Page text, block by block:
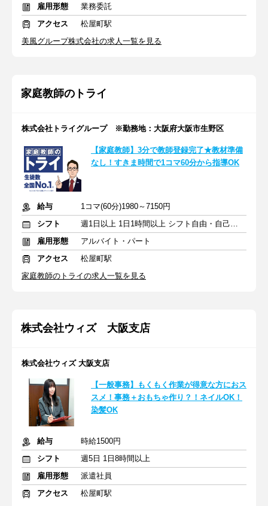
雇用形態
業務委託
アクセス
松屋町駅
美風グループ株式会社の求人一覧を見る
家庭教師のトライ
株式会社トライグループ ※勤務地：大阪府大阪市生野区
【家庭教師】3分で教師登録完了★教材準備
なし！すきま時間で1コマ60分から指導OK
給与
1コマ(60分)1980～7150円
シフト
週1日以上 1日1時間以上 シフト自由・自己申告
雇用形態
アルバイト・パート
アクセス
松屋町駅
家庭教師のトライの求人一覧を見る
株式会社ウィズ 大阪支店
株式会社ウィズ 大阪支店
【一般事務】もくもく作業が得意な方におス
スメ！事務＋おもちゃ作り？！ネイルOK！
染髪OK
給与
時給1500円
シフト
週5日 1日8時間以上
雇用形態
派遣社員
アクセス
松屋町駅